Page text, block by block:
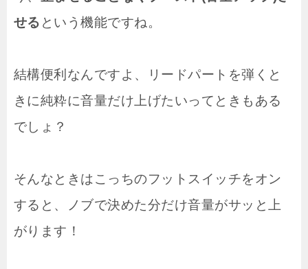
せる という機能ですね。
結構便利なんですよ、リードパートを弾くと
きに純粋に音量だけ上げたいってときもある
でしょ？
そんなときはこっちのフットスイッチをオン
すると、ノブで決めた分だけ音量がサッと上
がります！